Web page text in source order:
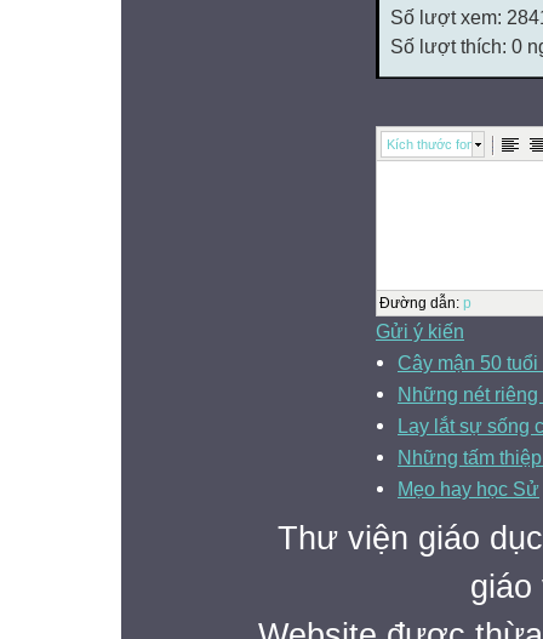
Số lượt xem:
Số lượt thích: 0
Kích thước font
Đường dẫn: p
Gửi ý kiến
Cây mận 50
Những nét
Lay lắt sự sống
Những tấm
Mẹo hay học Sử
Thư viện giáo
giáo